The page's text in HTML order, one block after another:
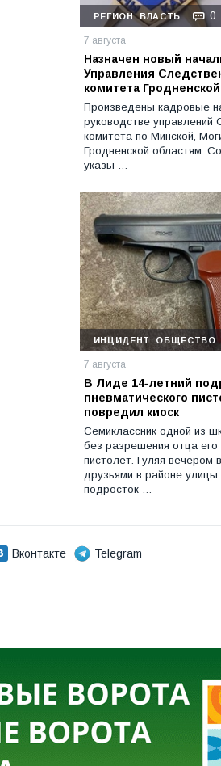
РЕГИОН ВЛАСТЬ 0
7 августа
Назначен новый
Управления
комитета
Произведены кадровые
руководстве управлений
комитета по Минской,
Гродненской областям.
указы …
ИНЦИДЕНТ ОБЩЕСТВО
7 августа
В Лиде 14-летний
пневматического
повредил киоск
Семиклассник одной из
без разрешения отца его
пистолет. Гуляя вечером
друзьями в районе улицы
подросток …
Вконтакте
Telegram